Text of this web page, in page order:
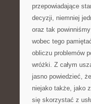
przepowiadające
decyzji, niemniej
oraz tak
wobec tego
obliczu problemów
wróżki. Z całym
jasno powiedzieć,
niejako także, jako
się skorzystać z